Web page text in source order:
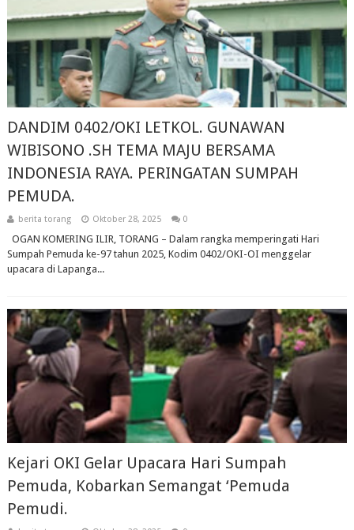
DANDIM 0402/OKI LETKOL. GUNAWAN
WIBISONO .SH TEMA MAJU BERSAMA
INDONESIA RAYA. PERINGATAN SUMPAH
PEMUDA.
berita torang Oktober 28, 2025 0
OGAN KOMERING ILIR, TORANG – Dalam rangka memperingati Hari
Sumpah Pemuda ke-97 tahun 2025, Kodim 0402/OKI-OI menggelar
upacara di Lapanga...
Kejari OKI Gelar Upacara Hari Sumpah
Pemuda, Kobarkan Semangat ‘Pemuda
Pemudi.